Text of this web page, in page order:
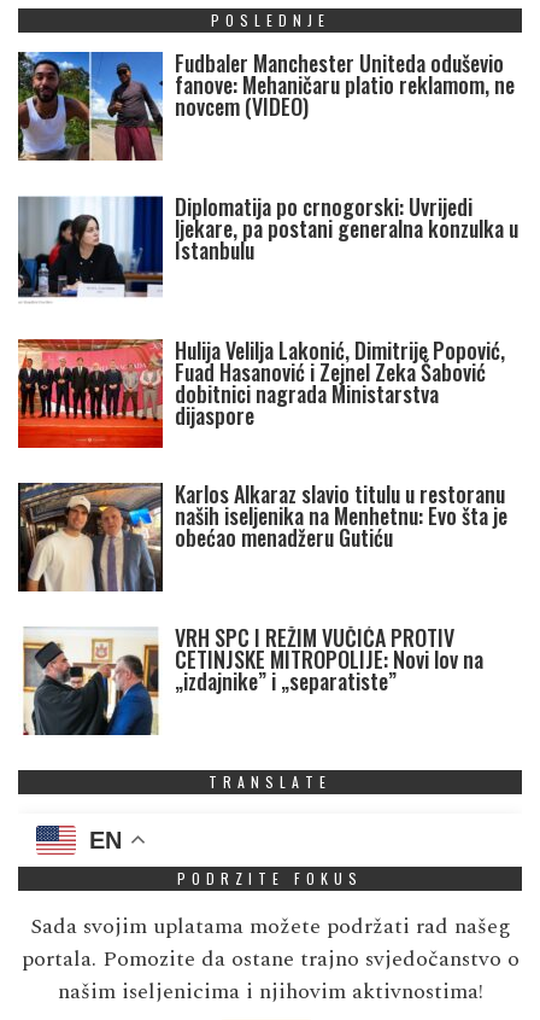
POSLEDNJE
Fudbaler Manchester Uniteda oduševio
fanove: Mehaničaru platio reklamom, ne
novcem (VIDEO)
Diplomatija po crnogorski: Uvrijedi
ljekare, pa postani generalna konzulka u
Istanbulu
Hulija Velilja Lakonić, Dimitrije Popović,
Fuad Hasanović i Zejnel Zeka Šabović
dobitnici nagrada Ministarstva
dijaspore
Karlos Alkaraz slavio titulu u restoranu
naših iseljenika na Menhetnu: Evo šta je
obećao menadžeru Gutiću
VRH SPC I REŽIM VUČIĆA PROTIV
CETINJSKE MITROPOLIJE: Novi lov na
„izdajnike” i „separatiste”
TRANSLATE
EN
PODRZITE FOKUS
Sada svojim uplatama možete podržati rad našeg
portala. Pomozite da ostane trajno svjedočanstvo o
našim iseljenicima i njihovim aktivnostima!